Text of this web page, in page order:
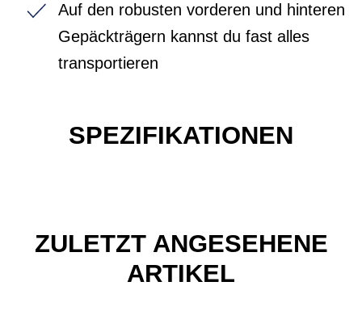
Auf den robusten vorderen und hinteren
Gepäckträgern kannst du fast alles
transportieren
SPEZIFIKATIONEN
ZULETZT ANGESEHENE
ARTIKEL